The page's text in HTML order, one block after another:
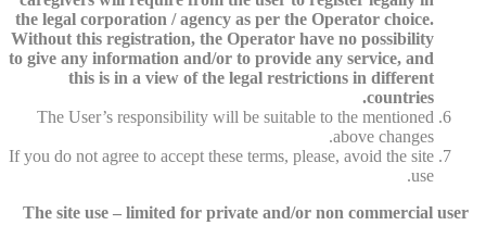
the legal corporation / agency as per the Operator choice.
Without this registration, the Operator have no possibility
to give any information and/or to provide any service, and
this is in a view of the legal restrictions in different
countries.
The User’s responsibility will be suitable to the mentioned
above changes.
If you do not agree to accept these terms, please, avoid the site
use.
The site use – limited for private and/or non commercial user